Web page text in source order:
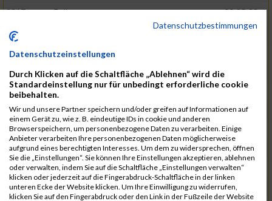
2317
Golbar
00:25:38
5561
00:25:38
12006
Laudien
9273
Nicotra
7717
Lades
00:25:38
15581
Adamczak
00:25:38
3162
Heilig
00:25:39
3107
Schork
00:25:40
5888
Regneri
00:25:41
8971
Bien 00:25:42
Datenschutzbestimmungen
Datenschutzeinstellungen
Durch Klicken auf die Schaltfläche „Ablehnen“ wird die
Standardeinstellung nur für unbedingt erforderliche cookie
beibehalten.
Wir und unsere Partner speichern und/oder greifen auf Informationen auf
einem Gerät zu, wie z. B. eindeutige IDs in cookie und anderen
Browserspeichern, um personenbezogene Daten zu verarbeiten. Einige
Anbieter verarbeiten Ihre personenbezogenen Daten möglicherweise
aufgrund eines berechtigten Interesses. Um dem zu widersprechen, öffnen
Sie die „Einstellungen“. Sie können Ihre Einstellungen akzeptieren, ablehnen
oder verwalten, indem Sie auf die Schaltfläche „Einstellungen verwalten“
klicken oder jederzeit auf die Fingerabdruck-Schaltfläche in der linken
unteren Ecke der Website klicken. Um Ihre Einwilligung zu widerrufen,
klicken Sie auf den Fingerabdruck oder den Link in der Fußzeile der Website